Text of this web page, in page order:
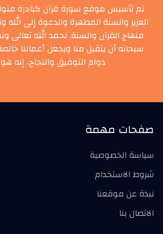
تم تأسيس موقع سورة قرآن كبادرة
العزيز والسنة المطهرة والدعوة إلى
منهاج القرآن والسنة, نحمد الله
سبحانه أن يتقبل منا ويجعل أعمالنا
دوام التوفيق والنجاح، إنه
صفحات مهمة
سياسة الخصوصية
شروط الاستخدام
نبذة عن موقعنا
الاتصال بنا